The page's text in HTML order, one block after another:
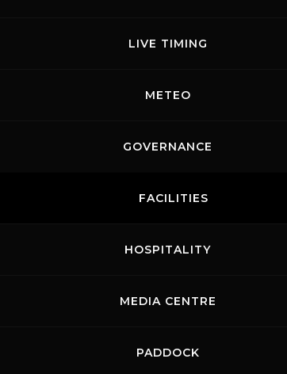
LIVE TIMING
METEO
GOVERNANCE
FACILITIES
HOSPITALITY
MEDIA CENTRE
PADDOCK
MUGELLO 2021